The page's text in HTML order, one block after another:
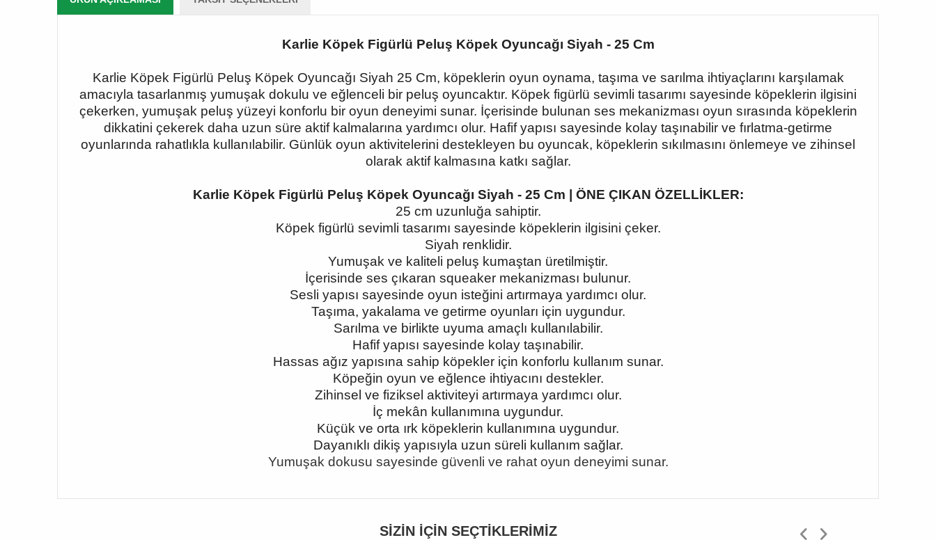
Karlie Köpek Figürlü Peluş Köpek Oyuncağı Siyah - 25 Cm
Karlie Köpek Figürlü Peluş Köpek Oyuncağı Siyah 25 Cm, köpeklerin oyun oynama, taşıma ve sarılma ihtiyaçlarını karşılamak
amacıyla tasarlanmış yumuşak dokulu ve eğlenceli bir peluş oyuncaktır. Köpek figürlü sevimli tasarımı sayesinde köpeklerin ilgisini
çekerken, yumuşak peluş yüzeyi konforlu bir oyun deneyimi sunar. İçerisinde bulunan ses mekanizması oyun sırasında köpeklerin
dikkatini çekerek daha uzun süre aktif kalmalarına yardımcı olur. Hafif yapısı sayesinde kolay taşınabilir ve fırlatma-getirme
oyunlarında rahatlıkla kullanılabilir. Günlük oyun aktivitelerini destekleyen bu oyuncak, köpeklerin sıkılmasını önlemeye ve zihinsel
olarak aktif kalmasına katkı sağlar.
Karlie Köpek Figürlü Peluş Köpek Oyuncağı Siyah - 25 Cm | ÖNE ÇIKAN ÖZELLİKLER:
25 cm uzunluğa sahiptir.
Köpek figürlü sevimli tasarımı sayesinde köpeklerin ilgisini çeker.
Siyah renklidir.
Yumuşak ve kaliteli peluş kumaştan üretilmiştir.
İçerisinde ses çıkaran squeaker mekanizması bulunur.
Sesli yapısı sayesinde oyun isteğini artırmaya yardımcı olur.
Taşıma, yakalama ve getirme oyunları için uygundur.
Sarılma ve birlikte uyuma amaçlı kullanılabilir.
Hafif yapısı sayesinde kolay taşınabilir.
Hassas ağız yapısına sahip köpekler için konforlu kullanım sunar.
Köpeğin oyun ve eğlence ihtiyacını destekler.
Zihinsel ve fiziksel aktiviteyi artırmaya yardımcı olur.
İç mekân kullanımına uygundur.
Küçük ve orta ırk köpeklerin kullanımına uygundur.
Dayanıklı dikiş yapısıyla uzun süreli kullanım sağlar.
Yumuşak dokusu sayesinde güvenli ve rahat oyun deneyimi sunar.
SIZIN İÇIN SEÇTIKLERIMIZ